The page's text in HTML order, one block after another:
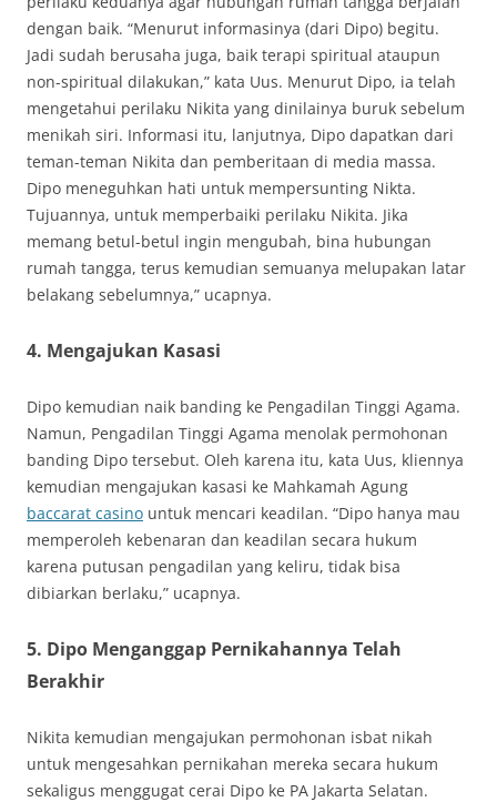
dengan baik. “Menurut informasinya (dari Dipo) begitu.
Jadi sudah berusaha juga, baik terapi spiritual ataupun
non-spiritual dilakukan,” kata Uus. Menurut Dipo, ia telah
mengetahui perilaku Nikita yang dinilainya buruk sebelum
menikah siri. Informasi itu, lanjutnya, Dipo dapatkan dari
teman-teman Nikita dan pemberitaan di media massa.
Dipo meneguhkan hati untuk mempersunting Nikta.
Tujuannya, untuk memperbaiki perilaku Nikita. Jika
memang betul-betul ingin mengubah, bina hubungan
rumah tangga, terus kemudian semuanya melupakan latar
belakang sebelumnya,” ucapnya.
4. Mengajukan Kasasi
Dipo kemudian naik banding ke Pengadilan Tinggi Agama.
Namun, Pengadilan Tinggi Agama menolak permohonan
banding Dipo tersebut. Oleh karena itu, kata Uus, kliennya
kemudian mengajukan kasasi ke Mahkamah Agung
baccarat casino untuk mencari keadilan. “Dipo hanya mau
memperoleh kebenaran dan keadilan secara hukum
karena putusan pengadilan yang keliru, tidak bisa
dibiarkan berlaku,” ucapnya.
5. Dipo Menganggap Pernikahannya Telah
Berakhir
Nikita kemudian mengajukan permohonan isbat nikah
untuk mengesahkan pernikahan mereka secara hukum
sekaligus menggugat cerai Dipo ke PA Jakarta Selatan.